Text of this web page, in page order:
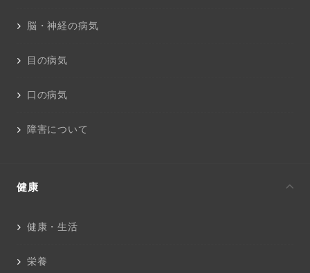
脳・神経の病気
目の病気
口の病気
障害について
健康
健康・生活
栄養